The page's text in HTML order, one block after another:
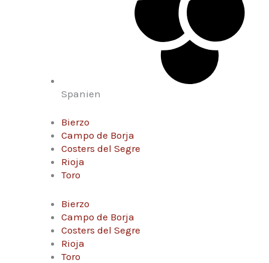
Spanien
Bierzo
Campo de Borja
Costers del Segre
Rioja
Toro
Bierzo
Campo de Borja
Costers del Segre
Rioja
Toro